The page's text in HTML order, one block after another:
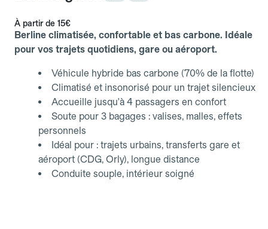
À partir de 15€
Berline climatisée, confortable et bas carbone. Idéale
pour vos trajets quotidiens, gare ou aéroport.
Véhicule hybride bas carbone (70% de la flotte)
Climatisé et insonorisé pour un trajet silencieux
Accueille jusqu'à 4 passagers en confort
Soute pour 3 bagages : valises, malles, effets
personnels
Idéal pour : trajets urbains, transferts gare et
aéroport (CDG, Orly), longue distance
Conduite souple, intérieur soigné